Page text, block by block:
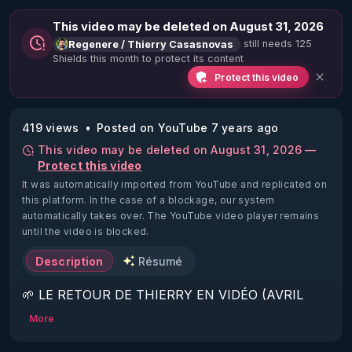
This video may be deleted on August 31, 2026
Regenere / Thierry Casasnovas
still needs 125
Shields this month to protect its content
Protect this video
419 views
Posted on YouTube 7 years ago
This video may be deleted on August 31, 2026 —
Protect this video
It was automatically imported from YouTube and replicated on
this platform. In the case of a blockage, our system
automatically takes over. The YouTube video player remains
until the video is blocked.
Description Résumé
🌱 LE RETOUR DE THIERRY EN VIDÉO (AVRIL
2022)!
More